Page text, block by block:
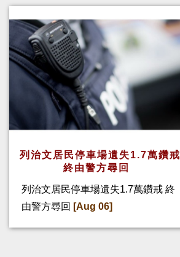
列治文居民停車場遺失1.7萬鑽戒
終由警方尋回
列治文居民停車場遺失1.7萬鑽戒 終
由警方尋回 [Aug 06]